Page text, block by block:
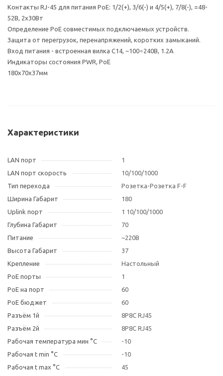
Контакты RJ-45 для питания PoE: 1/2(+), 3/6(-) и 4/5(+), 7/8(-), =48-
52В, 2х30Вт
Определение PoE совместимых подключаемых устройств.
Защита от перегрузок, перенапряжений, коротких замыканий.
Вход питания - встроенная вилка С14, ~100÷240В, 1.2A
Индикаторы состояния PWR, PoE
180x70x37мм
Характеристики
LAN порт
1
LAN порт скорость
10/100/1000
Тип перехода
Розетка-Розетка F-F
Ширина Габарит
180
Uplink порт
1 10/100/1000
Глубина Габарит
70
Питание
~220В
Высота Габарит
37
Крепление
Настольный
PoE порты
1
PoE на порт
60
PoE бюджет
60
Разъём 1й
8P8C RJ45
Разъём 2й
8P8C RJ45
Рабочая температура мин °C
-10
Рабочая t min °C
-10
Рабочая t max °C
45